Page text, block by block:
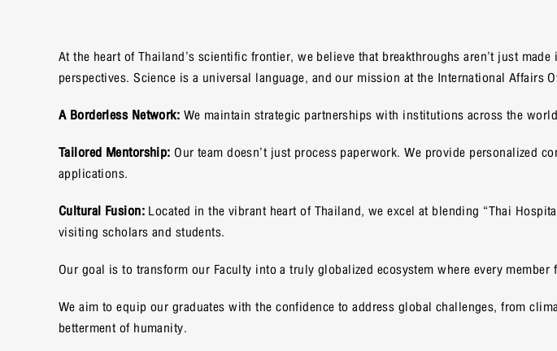
At the heart of Thailand’s scientific frontier, we believe that breakthroughs aren’t just
perspectives. Science is a universal language, and our mission at the International
A Borderless Network:We maintain strategic partnerships with institutions across the
Tailored Mentorship: Our team doesn’t just process paperwork. We provide personalized
applications.
Cultural Fusion:Located in the vibrant heart of Thailand, we excel at blending “Thai
visiting scholars and students.
Our goal is to transform our Faculty into a truly globalized ecosystem where every
We aim to equip our graduates with the confidence to address global challenges, from
betterment of humanity.